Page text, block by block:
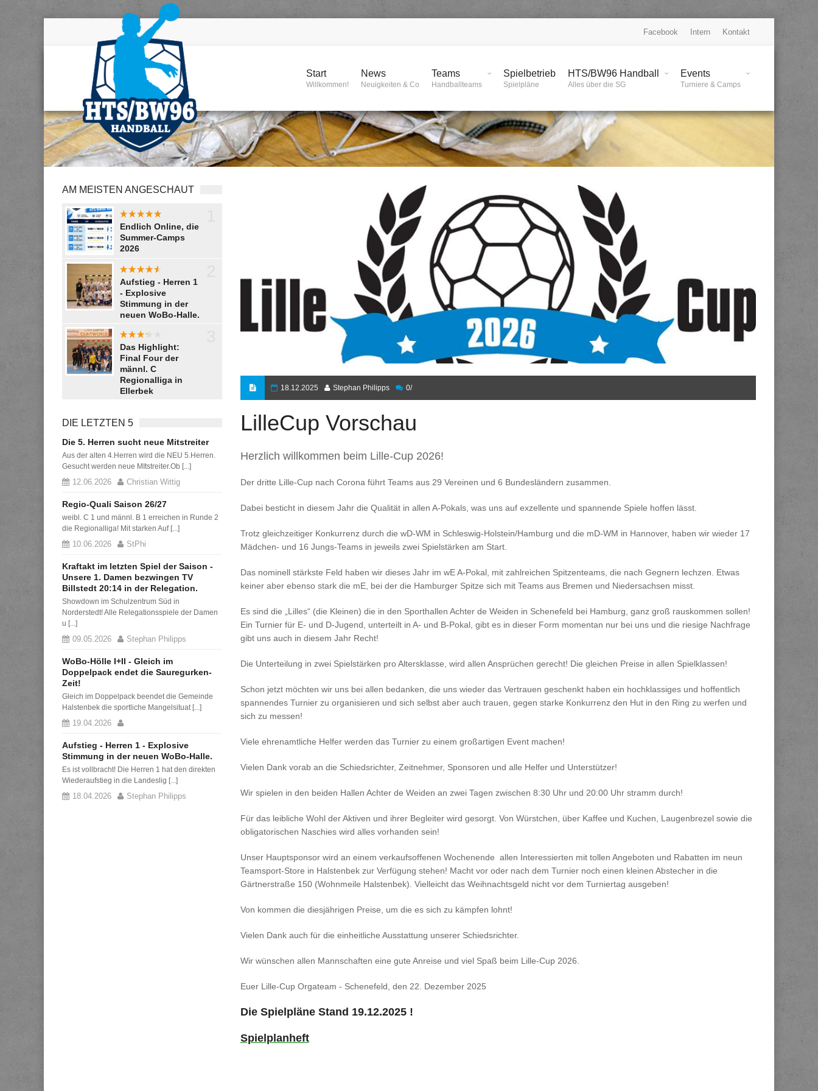
Facebook Intern Kontakt
Start
Willkommen!
News
Neuigkeiten & Co
Teams
Handballteams
Spielbetrieb
Spielpläne
HTS/BW96 Handball
Alles über die SG
Events
Turniere & Camps
AM MEISTEN ANGESCHAUT
aaaaaaaa
Endlich Online, die
Summer-Camps
2026
aaaaaaa
Aufstieg - Herren 1
- Explosive
Stimmung in der
neuen WoBo-Halle.
aaaaa
Das Highlight:
Final Four der
männl. C
Regionalliga in
Ellerbek
DIE LETZTEN 5
Die 5. Herren sucht neue Mitstreiter
Aus der alten 4.Herren wird die NEU 5.Herren.
Gesucht werden neue MItstreiter.Ob [...]
12.06.2026 Christian Wittig
Regio-Quali Saison 26/27
weibl. C 1 und männl. B 1 erreichen in Runde 2
die Regionalliga! Mit starken Auf [...]
10.06.2026 StPhi
Kraftakt im letzten Spiel der Saison -
Unsere 1. Damen bezwingen TV
Billstedt 20:14 in der Relegation.
Showdown im Schulzentrum Süd in
Norderstedt! Alle Relegationsspiele der Damen
u [...]
09.05.2026 Stephan Philipps
WoBo-Hölle I+II - Gleich im
Doppelpack endet die Sauregurken-
Zeit!
Gleich im Doppelpack beendet die Gemeinde
Halstenbek die sportliche Mangelsituat [...]
19.04.2026
Aufstieg - Herren 1 - Explosive
Stimmung in der neuen WoBo-Halle.
Es ist vollbracht! Die Herren 1 hat den direkten
Wiederaufstieg in die Landeslig [...]
18.04.2026 Stephan Philipps
18.12.2025 Stephan Philipps 0/
LilleCup Vorschau
Herzlich willkommen beim Lille-Cup 2026!
Der dritte Lille-Cup nach Corona führt Teams aus 29 Vereinen und 6 Bundesländern zusammen.
Dabei besticht in diesem Jahr die Qualität in allen A-Pokals, was uns auf exzellente und spannende Spiele hoffen lässt.
Trotz gleichzeitiger Konkurrenz durch die wD-WM in Schleswig-Holstein/Hamburg und die mD-WM in Hannover, haben wir wieder 17
Mädchen- und 16 Jungs-Teams in jeweils zwei Spielstärken am Start.
Das nominell stärkste Feld haben wir dieses Jahr im wE A-Pokal, mit zahlreichen Spitzenteams, die nach Gegnern lechzen. Etwas
keiner aber ebenso stark die mE, bei der die Hamburger Spitze sich mit Teams aus Bremen und Niedersachsen misst.
Es sind die „Lilles“ (die Kleinen) die in den Sporthallen Achter de Weiden in Schenefeld bei Hamburg, ganz groß rauskommen sollen!
Ein Turnier für E- und D-Jugend, unterteilt in A- und B-Pokal, gibt es in dieser Form momentan nur bei uns und die riesige Nachfrage
gibt uns auch in diesem Jahr Recht!
Die Unterteilung in zwei Spielstärken pro Altersklasse, wird allen Ansprüchen gerecht! Die gleichen Preise in allen Spielklassen!
Schon jetzt möchten wir uns bei allen bedanken, die uns wieder das Vertrauen geschenkt haben ein hochklassiges und hoffentlich
spannendes Turnier zu organisieren und sich selbst aber auch trauen, gegen starke Konkurrenz den Hut in den Ring zu werfen und
sich zu messen!
Viele ehrenamtliche Helfer werden das Turnier zu einem großartigen Event machen!
Vielen Dank vorab an die Schiedsrichter, Zeitnehmer, Sponsoren und alle Helfer und Unterstützer!
Wir spielen in den beiden Hallen Achter de Weiden an zwei Tagen zwischen 8:30 Uhr und 20:00 Uhr stramm durch!
Für das leibliche Wohl der Aktiven und ihrer Begleiter wird gesorgt. Von Würstchen, über Kaffee und Kuchen, Laugenbrezel sowie die
obligatorischen Naschies wird alles vorhanden sein!
Unser Hauptsponsor wird an einem verkaufsoffenen Wochenende allen Interessierten mit tollen Angeboten und Rabatten im neun
Teamsport-Store in Halstenbek zur Verfügung stehen! Macht vor oder nach dem Turnier noch einen kleinen Abstecher in die
Gärtnerstraße 150 (Wohnmeile Halstenbek). Vielleicht das Weihnachtsgeld nicht vor dem Turniertag ausgeben!
Von kommen die diesjährigen Preise, um die es sich zu kämpfen lohnt!
Vielen Dank auch für die einheitliche Ausstattung unserer Schiedsrichter.
Wir wünschen allen Mannschaften eine gute Anreise und viel Spaß beim Lille-Cup 2026.
Euer Lille-Cup Orgateam - Schenefeld, den 22. Dezember 2025
Die Spielpläne Stand 19.12.2025 !
Spielplanheft